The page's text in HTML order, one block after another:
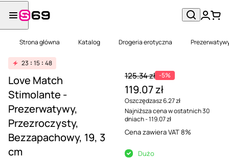
Strona główna Katalog Drogeria erotyczna
23 15 48
Love Match
Stimolante -
Prezerwatywy,
Przezroczysty,
Bezzapachowy, 19, 3
cm
125.34 zł -5%
119.07 zł
Oszczędzasz 6.27 zł
Najniższa cena w ostatnich 30
dniach - 119.07 zł
Cena zawiera VAT 8%
Dużo